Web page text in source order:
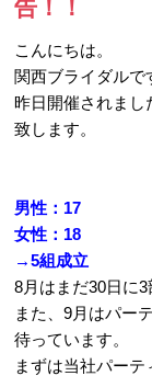
告！！
こんにちは。
関西ブライダルで
昨日開催されまし
致します。
男性：17
女性：18
→5組成立
8月はまだ30日に3
また、9月はパー
待っています。
まずは当社パーテ